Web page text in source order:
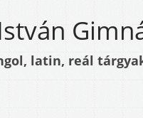
latin, reál